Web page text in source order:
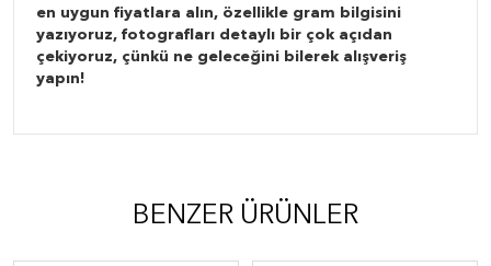
en uygun fiyatlara alın, özellikle gram bilgisini
yazıyoruz, fotografları detaylı bir çok açıdan
çekiyoruz, çünkü ne geleceğini bilerek alışveriş
yapın!
BENZER ÜRÜNLER